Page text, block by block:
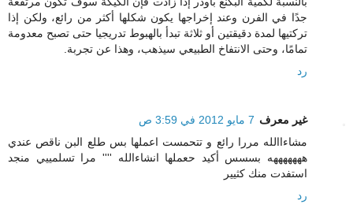
جدًا في الفرن وعند إخراجها يكون شكلها أكثر من رائع، ولكن إذا
تركتيها لمدة دقيقتين أو ثلاثة تبدأ بالهبوط تدريجيا حتى تصبح معدومة
تمامًا، وحتى الانتفاخ الطبيعي سيذهب، وهذا عن تجربة.
رد
غير معرف 7 مايو 2012 في 3:59 ص
مشاءاالله مررا رائع و تتحمست اعملها بس طلع البن ناقص عندي
هههههههه بسسس أكيد حعملها انشاءالله '''' مرا تسلمييي منجد
استفدت منك كثيير
رد